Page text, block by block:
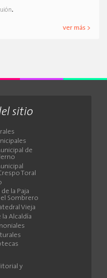
.
ver más >
sitio
de
Toral
la Paja
Sombrero
Vieja
la Alcaldía
y